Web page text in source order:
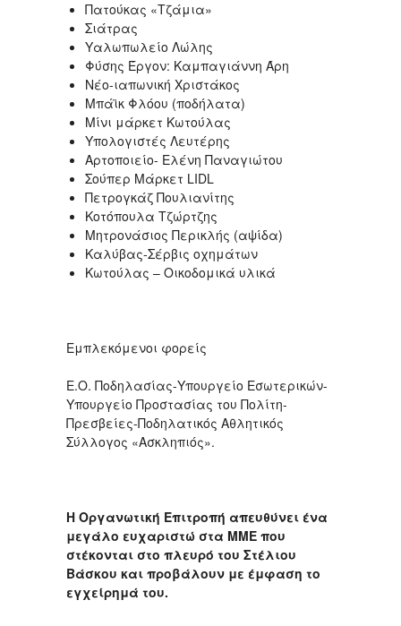
Πατούκας «Τζάμια»
Σιάτρας
Υαλωπωλείο Λώλης
Φύσης Έργον: Καμπαγιάννη Άρη
Νέο-ιαπωνική Χριστάκος
Μπάϊκ Φλόου (ποδήλατα)
Μίνι μάρκετ Κωτούλας
Υπολογιστές Λευτέρης
Αρτοποιείο- Ελένη Παναγιώτου
Σούπερ Μάρκετ LIDL
Πετρογκάζ Πουλιανίτης
Κοτόπουλα Τζώρτζης
Μητρονάσιος Περικλής (αψίδα)
Καλύβας-Σέρβις οχημάτων
Κωτούλας – Οικοδομικά υλικά
Εμπλεκόμενοι φορείς
Ε.Ο. Ποδηλασίας-Υπουργείο Εσωτερικών-
Υπουργείο Προστασίας του Πολίτη-
Πρεσβείες-Ποδηλατικός Αθλητικός
Σύλλογος «Ασκληπιός».
Η Οργανωτική Επιτροπή απευθύνει ένα
μεγάλο ευχαριστώ στα ΜΜΕ που
στέκονται στο πλευρό του Στέλιου
Βάσκου και προβάλουν με έμφαση το
εγχείρημά του.